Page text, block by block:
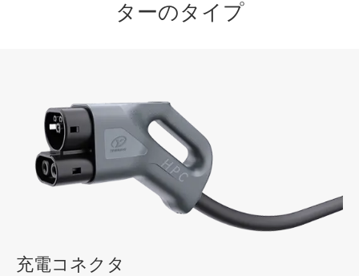
ターのタイプ
充電コネクタ